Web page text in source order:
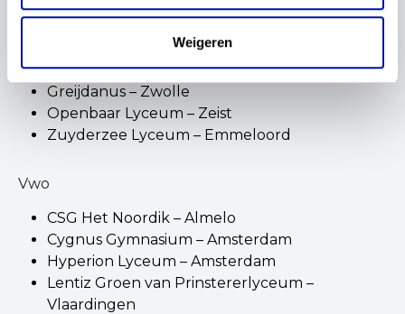
Weigeren
Dr. Nassau College – Assen
Greijdanus – Zwolle
Openbaar Lyceum – Zeist
Zuyderzee Lyceum – Emmeloord
Vwo
CSG Het Noordik – Almelo
Cygnus Gymnasium – Amsterdam
Hyperion Lyceum – Amsterdam
Lentiz Groen van Prinstererlyceum –
Vlaardingen